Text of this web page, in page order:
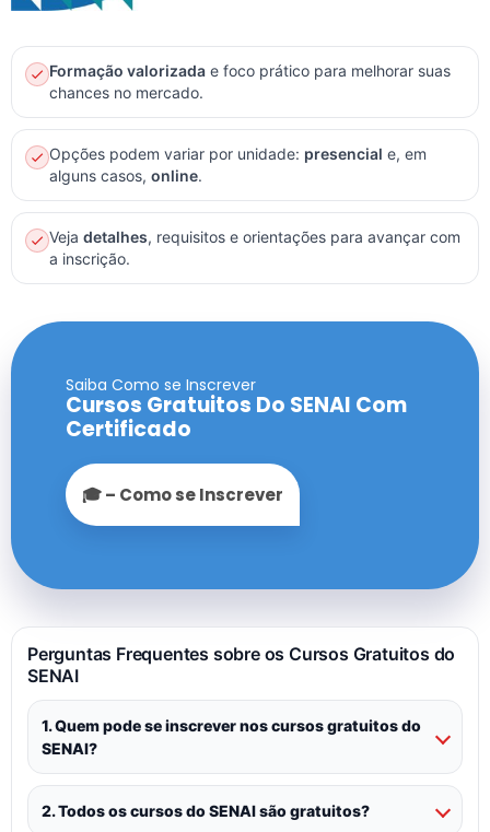
Formação valorizada e foco prático para melhorar suas
chances no mercado.
Opções podem variar por unidade: presencial e, em
alguns casos, online.
Veja detalhes, requisitos e orientações para avançar com
a inscrição.
Saiba Como se Inscrever
Cursos Gratuitos Do SENAI Com
Certificado
🎓 – Como se Inscrever
Perguntas Frequentes sobre os Cursos Gratuitos do
SENAI
1. Quem pode se inscrever nos cursos gratuitos do
SENAI?
2. Todos os cursos do SENAI são gratuitos?